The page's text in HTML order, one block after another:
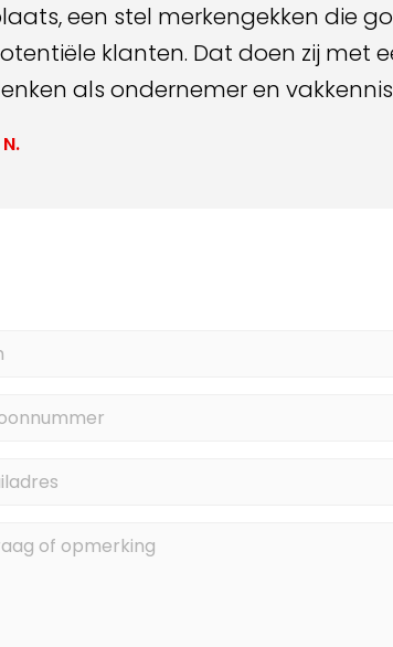
een stel merkengekken die
klanten. Dat doen zij met
als ondernemer en